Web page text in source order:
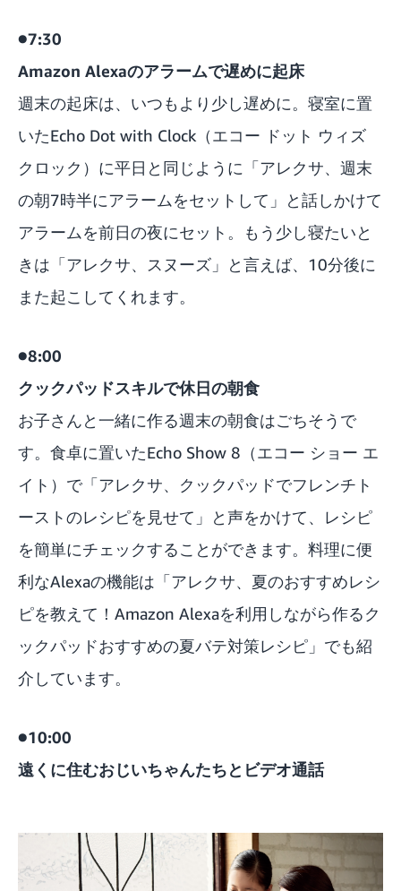
●7:30
Amazon Alexaのアラームで遅めに起床
週末の起床は、いつもより少し遅めに。寝室に置
いたEcho Dot with Clock （エコー ドット ウィズ
クロック）に平日と同じように「アレクサ、週末
の朝7時半にアラームをセットして」と話しかけて
アラームを前日の夜にセット。もう少し寝たいと
きは「アレクサ、スヌーズ」と言えば、10分後に
また起こしてくれます。
●8:00
クックパッドスキルで休日の朝食
お子さんと一緒に作る週末の朝食はごちそうで
す。食卓に置いたEcho Show 8 （エコー ショー エ
イト）で「アレクサ、クックパッドでフレンチト
ーストのレシピを見せて」と声をかけて、レシピ
を簡単にチェックすることができます。料理に便
利なAlexaの機能は「アレクサ、夏のおすすめレシ
ピを教えて！Amazon Alexaを利用しながら作るク
ックパッドおすすめの夏バテ対策レシピ 」でも紹
介しています。
●10:00
遠くに住むおじいちゃんたちとビデオ通話